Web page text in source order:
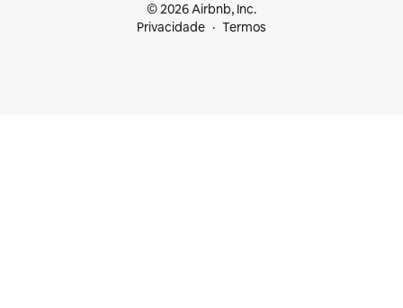
© 2026 Airbnb, Inc.
Privacidade
Termos